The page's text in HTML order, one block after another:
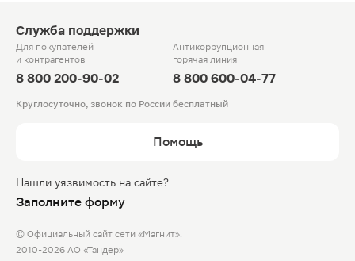
Служба поддержки
Для покупателей
и контрагентов
8 800 200-90-02
Антикоррупционная
горячая линия
8 800 600-04-77
Круглосуточно, звонок по России бесплатный
Помощь
Нашли уязвимость на сайте?
Заполните форму
© Официальный сайт сети «Магнит».
2010-2026 АО «Тандер»